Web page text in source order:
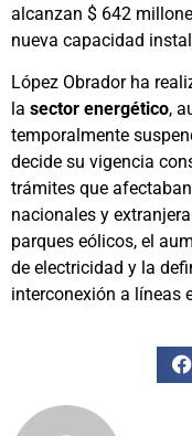
alcanzan $ 642
nueva capacidad
López Obrador ha
la sector energético,
temporalmente
decide su vigencia
trámites que
nacionales y
parques eólicos, el
de electricidad y la
interconexión a líneas